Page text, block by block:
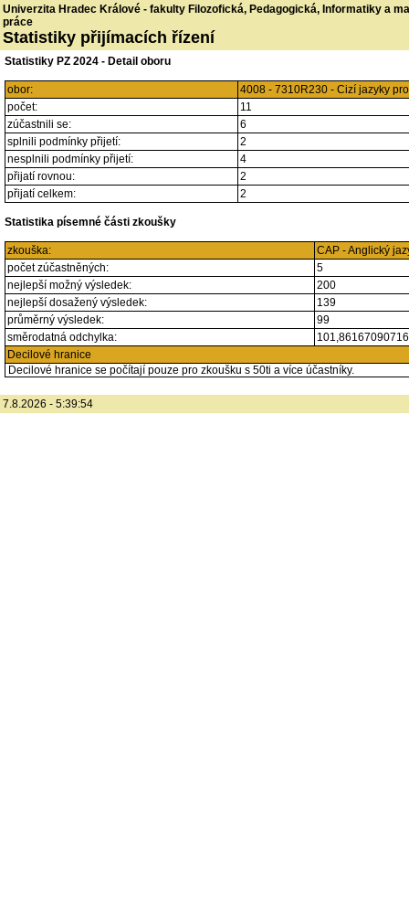
Univerzita Hradec Králové - fakulty Filozofická, Pedagogická, Informatiky a
práce
Statistiky přijímacích řízení
Statistiky PZ 2024 - Detail oboru
obor:
4008 - 7310R230 - Cizí jazyky
počet:
11
zúčastnili se:
6
splnili podmínky přijetí:
2
nesplnili podmínky přijetí:
4
přijatí rovnou:
2
přijatí celkem:
2
Statistika písemné části zkoušky
zkouška:
CAP - Anglický
počet zúčastněných:
5
nejlepší možný výsledek:
200
nejlepší dosažený výsledek:
139
průměrný výsledek:
99
směrodatná odchylka:
Decilové hranice
Decilové hranice se počítají pouze pro zkoušku s 50ti a více účastníky.
7.8.2026 - 5:39:54